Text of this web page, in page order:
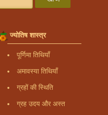
ज्योतिष शास्त्र
पूर्णिमा तिथियाँ
अमावस्या तिथियाँ
ग्रहों की स्थिति
ग्रह उदय और अस्त